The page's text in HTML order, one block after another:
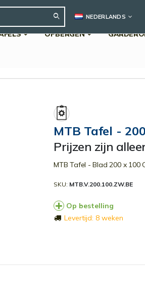
Search
TAALNEDERLANDS
OPBERGEN
MTB Tafel -
Prijzen zijn
MTB Tafel - Blad 200 x 100
SKU MTB.V.200.100.ZW.BE
Op bestelling
Levertijd: 8 weken